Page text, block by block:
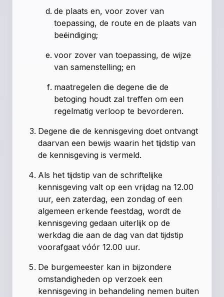
de plaats en, voor zover van
toepassing, de route en de plaats van
beëindiging;
voor zover van toepassing, de wijze
van samenstelling; en
maatregelen die degene die de
betoging houdt zal treffen om een
regelmatig verloop te bevorderen.
Degene die de kennisgeving doet ontvangt
daarvan een bewijs waarin het tijdstip van
de kennisgeving is vermeld.
Als het tijdstip van de schriftelijke
kennisgeving valt op een vrijdag na 12.00
uur, een zaterdag, een zondag of een
algemeen erkende feestdag, wordt de
kennisgeving gedaan uiterlijk op de
werkdag die aan de dag van dat tijdstip
voorafgaat vóór 12.00 uur.
De burgemeester kan in bijzondere
omstandigheden op verzoek een
kennisgeving in behandeling nemen buiten